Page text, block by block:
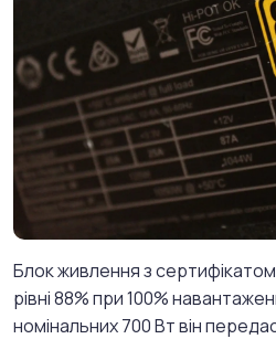
Блок живлення з
рівні 88% при 100%
номінальних 700 Вт він